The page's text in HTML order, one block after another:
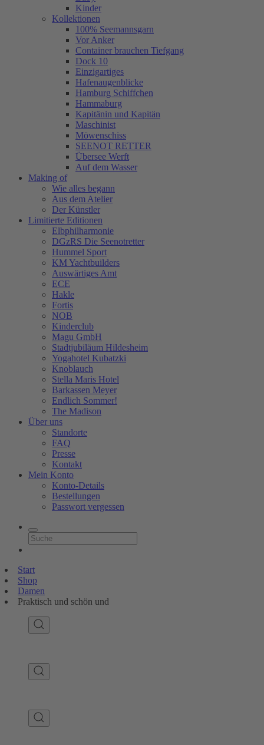
Kinder
Kollektionen
100% Seemannsgarn
Vor Anker
Container brauchen Tiefgang
Dock 10
Einzigartiges
Hafenaugen­blicke
Hamburg Schiffchen
Hammaburg
Kapitänin und Kapitän
Maschinist
Möwenschiss
SEENOT RETTER
Übersee Werft
Auf dem Wasser
Making of
Wie alles begann
Aus dem Atelier
Der Künstler
Limitierte Editionen
Elbphilharmonie
DGzRS Die Seenotretter
Hummel Sport
KM Yachtbuilders
Auswärtiges Amt
ECE
Hakle
Fortis
NOB
Kinderclub
Magu GmbH
Stadtjubiläum Hildesheim
Yogahotel Kubatzki
Knoblauch
Stella Maris Hotel
Barkassen Meyer
Endlich Sommer!
The Madison
Über uns
Standorte
FAQ
Presse
Kontakt
Mein Konto
Konto-Details
Bestellungen
Passwort vergessen
Start
Shop
Damen
Praktisch und schön und